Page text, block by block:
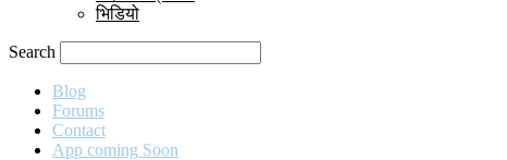
भिडियो
Search
Blog
Forums
Contact
App coming Soon